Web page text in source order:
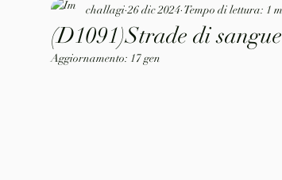
Classici lett. italiana Saggistica
(D1091)Strade di
challagi 26 dic 2024 Tempo di lettura: 1
Aggiornamento: 17 gen